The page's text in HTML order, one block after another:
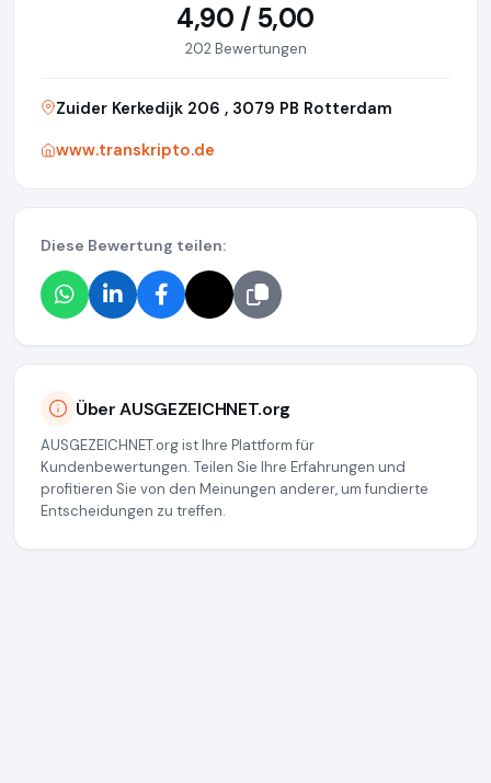
4,90 / 5,00
202 Bewertungen
Zuider Kerkedijk 206 , 3079 PB Rotterdam
www.transkripto.de
Diese Bewertung teilen:
Über AUSGEZEICHNET.org
AUSGEZEICHNET.org ist Ihre Plattform für
Kundenbewertungen. Teilen Sie Ihre Erfahrungen und
profitieren Sie von den Meinungen anderer, um fundierte
Entscheidungen zu treffen.